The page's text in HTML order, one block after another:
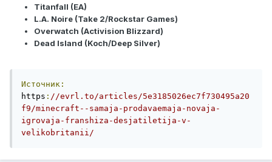
Titanfall (EA)
L.A. Noire (Take 2/Rockstar Games)
Overwatch (Activision Blizzard)
Dead Island (Koch/Deep Silver)
Источник:
https : //evrl.to/articles/5e3185026ec7f730495a20
f9/minecraft--samaja-prodavaemaja-novaja-
igrovaja-franshiza-desjatiletija-v-
velikobritanii/